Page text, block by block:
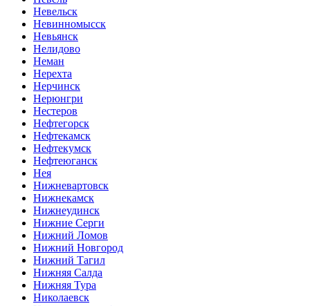
Невельск
Невинномысск
Невьянск
Нелидово
Неман
Нерехта
Нерчинск
Нерюнгри
Нестеров
Нефтегорск
Нефтекамск
Нефтекумск
Нефтеюганск
Нея
Нижневартовск
Нижнекамск
Нижнеудинск
Нижние Серги
Нижний Ломов
Нижний Новгород
Нижний Тагил
Нижняя Салда
Нижняя Тура
Николаевск